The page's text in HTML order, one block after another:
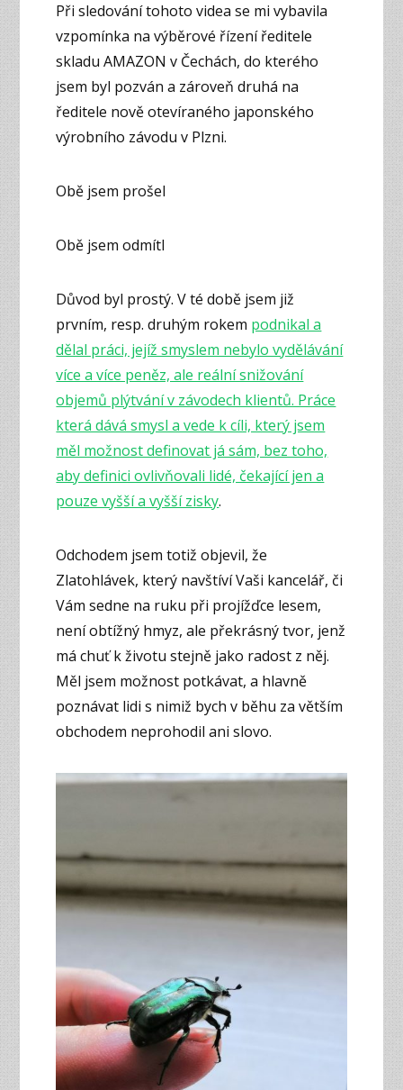
Při sledování tohoto videa se mi vybavila
vzpomínka na výběrové řízení ředitele
skladu AMAZON v Čechách, do kterého
jsem byl pozván a zároveň druhá na
ředitele nově otevíraného japonského
výrobního závodu v Plzni.
Obě jsem prošel
Obě jsem odmítl
Důvod byl prostý. V té době jsem již
prvním, resp. druhým rokem podnikal a
dělal práci, jejíž smyslem nebylo vydělávání
více a více peněz, ale reální snižování
objemů plýtvání v závodech klientů. Práce
která dává smysl a vede k cíli, který jsem
měl možnost definovat já sám, bez toho,
aby definici ovlivňovali lidé, čekající jen a
pouze vyšší a vyšší zisky.
Odchodem jsem totiž objevil, že
Zlatohlávek, který navštíví Vaši kancelář, či
Vám sedne na ruku při projížďce lesem,
není obtížný hmyz, ale překrásný tvor, jenž
má chuť k životu stejně jako radost z něj.
Měl jsem možnost potkávat, a hlavně
poznávat lidi s nimiž bych v běhu za větším
obchodem neprohodil ani slovo.